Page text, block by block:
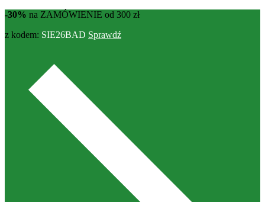
-30% na ZAMÓWIENIE od 300 zł
z kodem: SIE26BAD Sprawdź